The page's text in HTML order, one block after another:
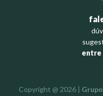
entre
Copyright @ 2026 |